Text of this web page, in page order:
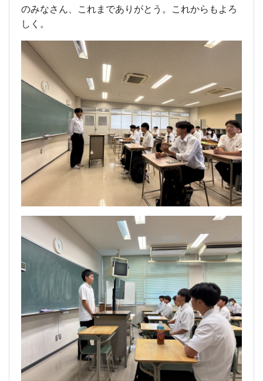
のみなさん、これまでありがとう。これからもよろ
しく。